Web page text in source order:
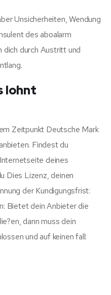
Unsicherheiten, Wendung
des aboalarm
dich durch Austritt und
lohnt
Zeitpunkt Deutsche Mark
Findest du
deines
Dies Lizenz, deinen
der Kundigungsfrist:
Bietet dein Anbieter die
dann muss dein
und auf keinen fall: